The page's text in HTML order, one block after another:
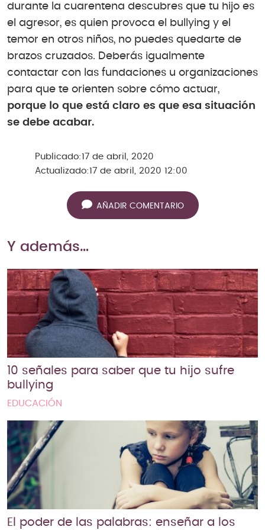
durante la cuarentena descubres que tu hijo es
el agresor, es quien provoca el bullying y el
temor en otros niños, no puedes quedarte de
brazos cruzados. Deberás igualmente
contactar con las fundaciones u organizaciones
para que te orienten sobre cómo actuar,
porque lo que está claro es que esa situación
se debe acabar.
Publicado:17 de abril, 2020
Actualizado:17 de abril, 2020 12:00
AÑADIR COMENTARIO
Y además…
10 señales para saber que tu hijo sufre
bullying
EDUCACIÓN
El poder de las palabras: enseñar a los